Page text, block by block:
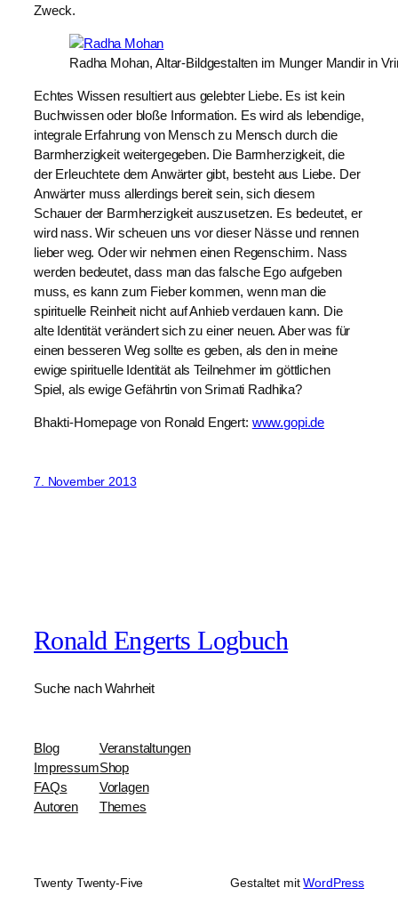
Zweck.
Radha Mohan, Altar-Bildgestalten im Munger Mandir in
Echtes Wissen resultiert aus gelebter Liebe. Es ist kein
Buchwissen oder bloße Information. Es wird als lebendige,
integrale Erfahrung von Mensch zu Mensch durch die
Barmherzigkeit weitergegeben. Die Barmherzigkeit, die
der Erleuchtete dem Anwärter gibt, besteht aus Liebe. Der
Anwärter muss allerdings bereit sein, sich diesem
Schauer der Barmherzigkeit auszusetzen. Es bedeutet, er
wird nass. Wir scheuen uns vor dieser Nässe und rennen
lieber weg. Oder wir nehmen einen Regenschirm. Nass
werden bedeutet, dass man das falsche Ego aufgeben
muss, es kann zum Fieber kommen, wenn man die
spirituelle Reinheit nicht auf Anhieb verdauen kann. Die
alte Identität verändert sich zu einer neuen. Aber was für
einen besseren Weg sollte es geben, als den in meine
ewige spirituelle Identität als Teilnehmer im göttlichen
Spiel, als ewige Gefährtin von Srimati Radhika?
Bhakti-Homepage von Ronald Engert: www.gopi.de
7. November 2013
Ronald Engerts Logbuch
Suche nach Wahrheit
Blog
Impressum
FAQs
Autoren
Veranstaltungen
Shop
Vorlagen
Themes
Twenty Twenty-Five Gestaltet mitWordPress